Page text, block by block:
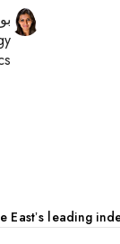
Eastʼs leading